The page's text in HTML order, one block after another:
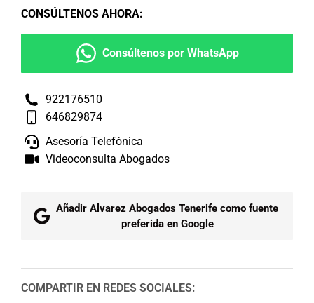
CONSÚLTENOS AHORA:
Consúltenos por WhatsApp
922176510
646829874
Asesoría Telefónica
Videoconsulta Abogados
Añadir Alvarez Abogados Tenerife como fuente
preferida en Google
COMPARTIR EN REDES SOCIALES: